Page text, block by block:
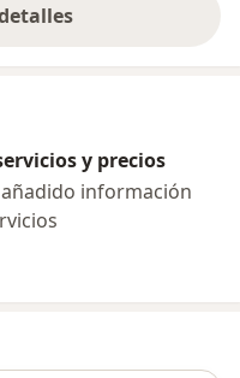
la experiencia
y precios
información